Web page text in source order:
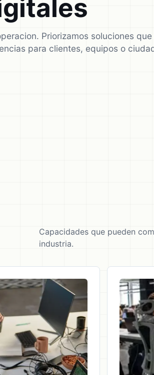
Priorizamos soluciones
para clientes, equipos o
Capacidades que pueden
industria.